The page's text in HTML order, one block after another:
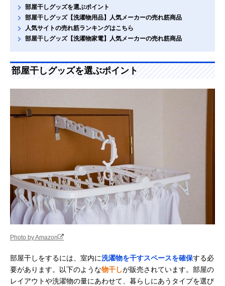
部屋干しグッズを選ぶポイント
部屋干しグッズ【洗濯物用品】人気メーカーの売れ筋商品
人気サイトの売れ筋ランキングはこちら
部屋干しグッズ【洗濯物家電】人気メーカーの売れ筋商品
部屋干しグッズを選ぶポイント
Photo by Amazon
部屋干しをするには、室内に洗濯物を干すスペースを確保する必
要があります。以下のような物干しが販売されています。部屋の
レイアウトや洗濯物の量にあわせて、暮らしにあうタイプを選び